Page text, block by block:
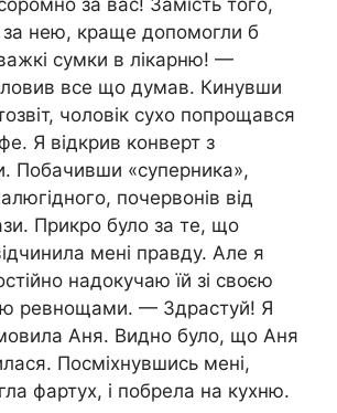
за вас! Замість того,
нею, краще допомогли б
сумки в лікарню! —
все що думав. Кинувши
чоловік сухо попрощався
Я відкрив конверт з
Побачивши «суперника»,
почервонів від
Прикро було за те, що
мені правду. Але я
надокучаю їй зі своєю
ревнощами. — Здрастуй! Я
Аня. Видно було, що Аня
Посміхнувшись мені,
фартух, і побрела на кухню.